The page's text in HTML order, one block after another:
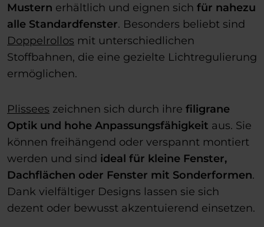
Mustern erhältlich und eignen sich für nahezu
alle Standardfenster. Besonders beliebt sind
Doppelrollos mit unterschiedlichen
Stoffbahnen, die eine gezielte Lichtregulierung
ermöglichen.
Plissees zeichnen sich durch ihre filigrane
Optik und hohe Anpassungsfähigkeit aus. Sie
können freihängend oder verspannt montiert
werden und sind ideal für kleine Fenster,
Dachflächen oder Fenster mit Sonderformen.
Dank vielfältiger Designs lassen sie sich
dezent oder bewusst akzentuierend einsetzen.